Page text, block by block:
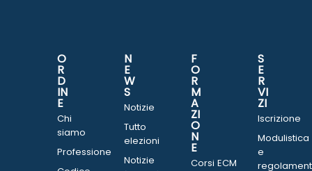
O
R
D
IN
E
Chi
siamo
Professione
N
E
W
S
Notizie
Tutto
elezioni
Notizie
F
O
R
M
A
ZI
O
N
E
Corsi ECM
S
E
R
VI
ZI
Iscrizione
Modulistica
e